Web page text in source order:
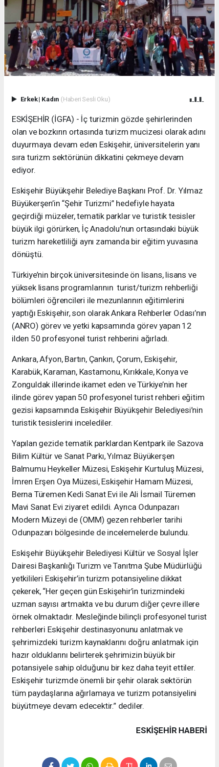
Erkek| Kadın (Haberi Sesli Oku)
ESKİŞEHİR (İGFA) - İç turizmin gözde şehirlerinden
olan ve bozkırın ortasında turizm mucizesi olarak adını
duyurmaya devam eden Eskişehir, üniversitelerin yanı
sıra turizm sektörünün dikkatini çekmeye devam
ediyor.
Eskişehir Büyükşehir Belediye Başkanı Prof. Dr. Yılmaz
Büyükerşen’in “Şehir Turizmi” hedefiyle hayata
geçirdiği müzeler, tematik parklar ve turistik tesisler
büyük ilgi görürken, İç Anadolu’nun ortasındaki büyük
turizm hareketliliği aynı zamanda bir eğitim yuvasına
dönüştü.
Türkiye’nin birçok üniversitesinde ön lisans, lisans ve
yüksek lisans programlarının turist/turizm rehberliği
bölümleri öğrencileri ile mezunlarının eğitimlerini
yaptığı Eskişehir, son olarak Ankara Rehberler Odası’nın
(ANRO) görev ve yetki kapsamında görev yapan 12
ilden 50 profesyonel turist rehberini ağırladı.
Ankara, Afyon, Bartın, Çankırı, Çorum, Eskişehir,
Karabük, Karaman, Kastamonu, Kırıkkale, Konya ve
Zonguldak illerinde ikamet eden ve Türkiye’nin her
ilinde görev yapan 50 profesyonel turist rehberi eğitim
gezisi kapsamında Eskişehir Büyükşehir Belediyesi’nin
turistik tesislerini incelediler.
Yapılan gezide tematik parklardan Kentpark ile Sazova
Bilim Kültür ve Sanat Parkı, Yılmaz Büyükerşen
Balmumu Heykeller Müzesi, Eskişehir Kurtuluş Müzesi,
İmren Erşen Oya Müzesi, Eskişehir Hamam Müzesi,
Berna Türemen Kedi Sanat Evi ile Ali İsmail Türemen
Mavi Sanat Evi ziyaret edildi. Ayrıca Odunpazarı
Modern Müzeyi de (OMM) gezen rehberler tarihi
Odunpazarı bölgesinde de incelemelerde bulundu.
Eskişehir Büyükşehir Belediyesi Kültür ve Sosyal İşler
Dairesi Başkanlığı Turizm ve Tanıtma Şube Müdürlüğü
yetkilileri Eskişehir’in turizm potansiyeline dikkat
çekerek, “Her geçen gün Eskişehir’in turizmindeki
uzman sayısı artmakta ve bu durum diğer çevre illere
örnek olmaktadır. Mesleğinde bilinçli profesyonel turist
rehberleri Eskişehir destinasyonunu anlatmak ve
şehrimizdeki turizm kaynaklarını doğru anlatmak için
hazır olduklarını belirterek şehrimizin büyük bir
potansiyele sahip olduğunu bir kez daha teyit ettiler.
Eskişehir turizmde önemli bir şehir olarak sektörün
tüm paydaşlarına ağırlamaya ve turizm potansiyelini
büyütmeye devam edecektir.” dediler.
ESKIŞEHIR HABERİ